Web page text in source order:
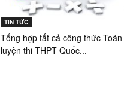
TIN TỨC
Tổng hợp tất cả công thức Toán
luyện thi THPT Quốc...